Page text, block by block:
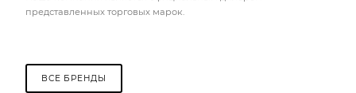
представленных торговых марок.
ВСЕ БРЕНДЫ